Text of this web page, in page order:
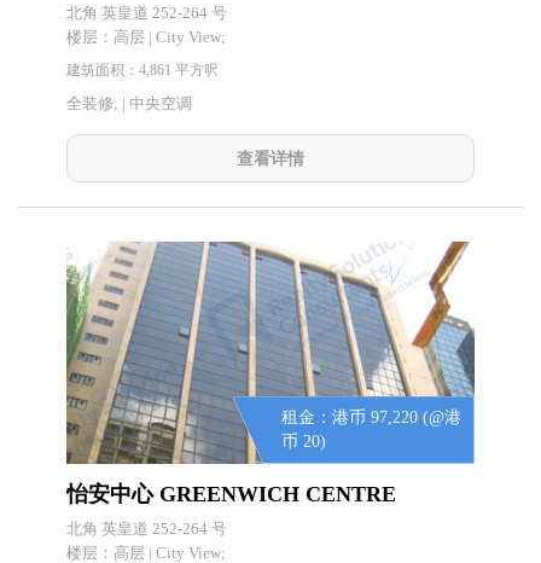
北角 英皇道 252-264 号
楼层： 高层 | City View;
建筑面积：4,861 平方呎
全装修; | 中央空调
查看详情
租金：港币 97,220 (@港
币 20)
怡安中心 GREENWICH CENTRE
北角 英皇道 252-264 号
楼层： 高层 | City View;